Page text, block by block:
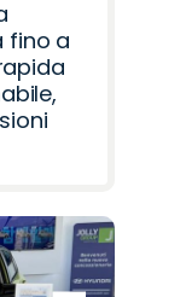
fino a